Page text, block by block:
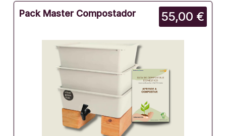
55,00 €
Pack Master Compostador